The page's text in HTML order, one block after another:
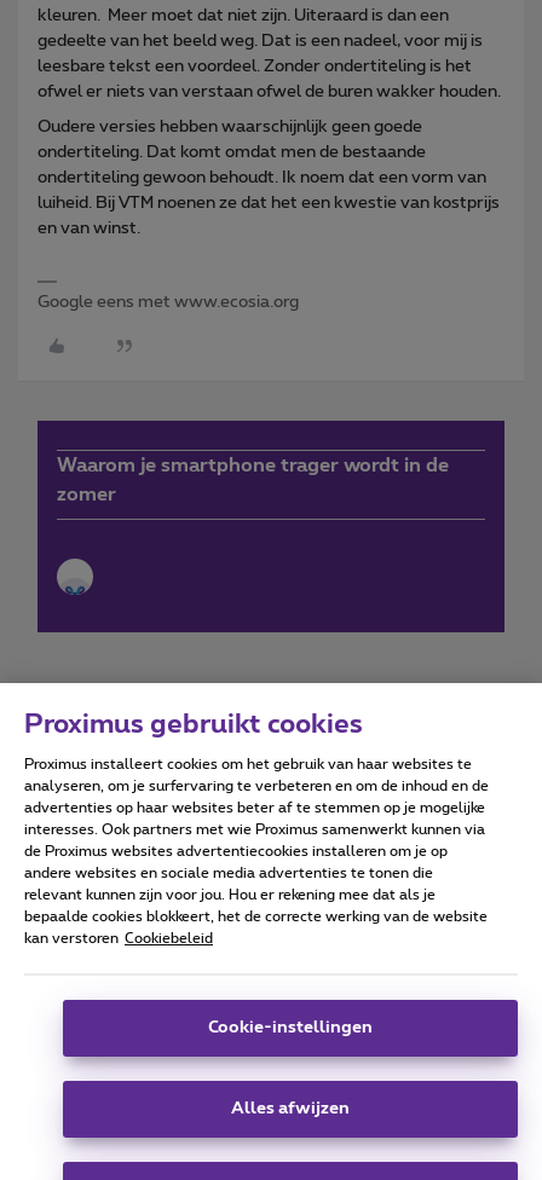
kleuren. Meer moet dat niet zijn. Uiteraard is dan een
gedeelte van het beeld weg. Dat is een nadeel, voor mij is
leesbare tekst een voordeel. Zonder ondertiteling is het
ofwel er niets van verstaan ofwel de buren wakker houden.
Oudere versies hebben waarschijnlijk geen goede
ondertiteling. Dat komt omdat men de bestaande
ondertiteling gewoon behoudt. Ik noem dat een vorm van
luiheid. Bij VTM noenen ze dat het een kwestie van kostprijs
en van winst.
Google eens met www.ecosia.org
Waarom je smartphone trager wordt in de
zomer
Forumvoorwaarden Accessibility statement
Alle rechten voorbehouden. © Proximus
Algemene voorwaarden, consumenteninfo
Deze website is gecreëerd en wordt beheerd conform het
Koning Albert II-laan 27 - B-1030 Brussel.
Carrier & Wholesale Solutions
Proximus gebruikt cookies
Proximus installeert cookies om het gebruik van haar websites te
analyseren, om je surfervaring te verbeteren en om de inhoud en de
advertenties op haar websites beter af te stemmen op je mogelijke
interesses. Ook partners met wie Proximus samenwerkt kunnen via
de Proximus websites advertentiecookies installeren om je op
andere websites en sociale media advertenties te tonen die
relevant kunnen zijn voor jou. Hou er rekening mee dat als je
bepaalde cookies blokkeert, het de correcte werking van de website
kan verstoren Cookiebeleid
Cookie-instellingen
Alles afwijzen